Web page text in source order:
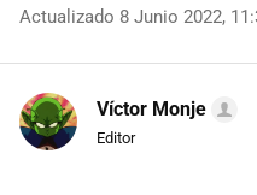
Actualizado 8 Junio 2022,
Víctor Monje
Editor